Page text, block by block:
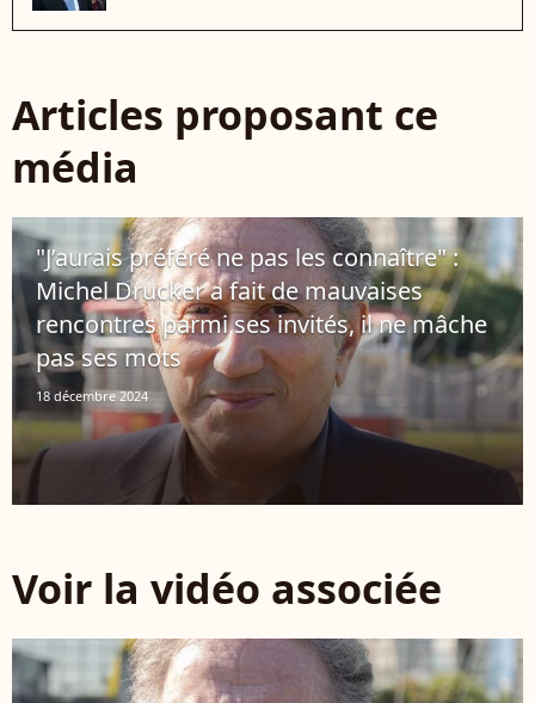
Articles proposant ce
média
"J’aurais préféré ne pas les connaître" :
Michel Drucker a fait de mauvaises
rencontres parmi ses invités, il ne mâche
pas ses mots
18 décembre 2024
Voir la vidéo associée